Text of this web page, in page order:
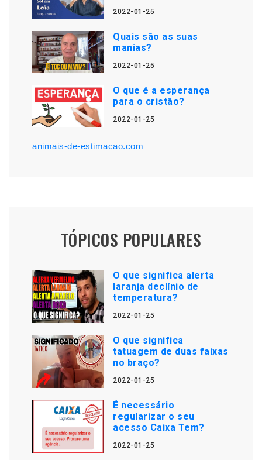
2022-01-25
Quais são as suas
manias?
2022-01-25
O que é a esperança
para o cristão?
2022-01-25
animais-de-estimacao.com
TÓPICOS POPULARES
O que significa alerta
laranja declínio de
temperatura?
2022-01-25
O que significa
tatuagem de duas faixas
no braço?
2022-01-25
É necessário
regularizar o seu
acesso Caixa Tem?
2022-01-25